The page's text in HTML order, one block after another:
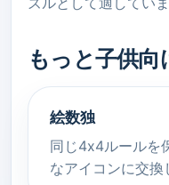
もっと子供向
絵数独
同じ4x4ルールを
なアイコンに交換